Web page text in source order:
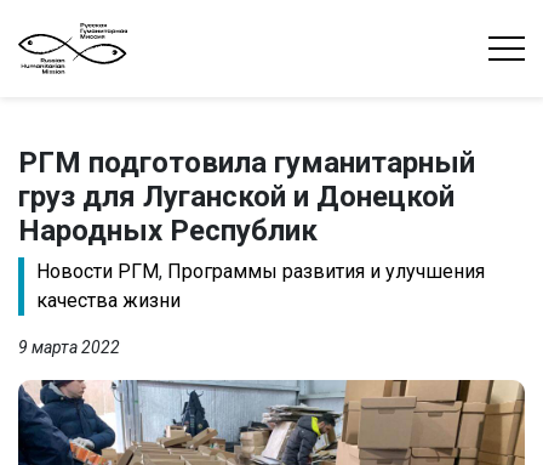
РГМ подготовила гуманитарный
груз для Луганской и Донецкой
Народных Республик
Новости РГМ, Программы развития и улучшения
качества жизни
9 марта 2022